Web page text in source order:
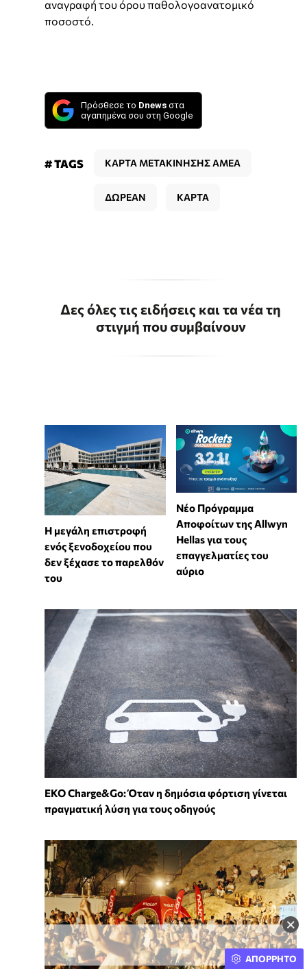
×
αναγραφή του όρου παθολογοανατομικό
ποσοστό.
Πρόσθεσε το Dnews στα
αγαπημένα σου στη Google
# TAGS ΚΑΡΤΑ ΜΕΤΑΚΙΝΗΣΗΣ ΑΜΕΑ
ΔΩΡΕΑΝ ΚΑΡΤΑ
Δες όλες τις ειδήσεις και τα νέα τη
στιγμή που συμβαίνουν
Η μεγάλη επιστροφή
ενός ξενοδοχείου που
δεν ξέχασε το παρελθόν
του
Νέο Πρόγραμμα
Αποφοίτων της Allwyn
Hellas για τους
επαγγελματίες του
αύριο
EKO Charge&Go: Όταν η δημόσια φόρτιση γίνεται
πραγματική λύση για τους οδηγούς
ΑΠΟΡΡΗΤΟ